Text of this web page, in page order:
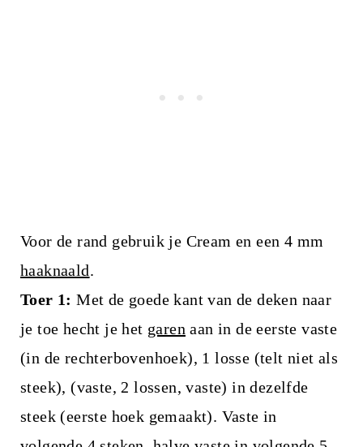
Voor de rand gebruik je Cream en een 4 mm
haaknaald.
Toer 1:Met de goede kant van de deken naar
je toe hecht je het garen aan in de eerste vaste
(in de rechterbovenhoek), 1 losse (telt niet als
steek), (vaste, 2 lossen, vaste) in dezelfde
steek (eerste hoek gemaakt). Vaste in